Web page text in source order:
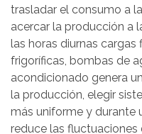
trasladar el consumo a
acercar la producción a
las horas diurnas
frigoríficas, bombas de
acondicionado genera
la producción, elegir
más uniforme y durante
reduce las fluctuaciones